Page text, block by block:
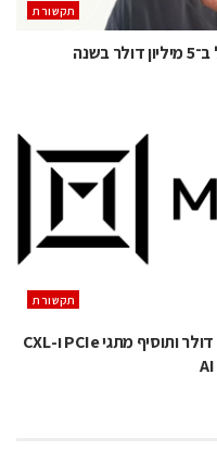
תקשורת
תקשורת
מארוול תרכוש את XConn ב־540 מיליון דולר ותוסיף מתגי PCIe ו-CXL